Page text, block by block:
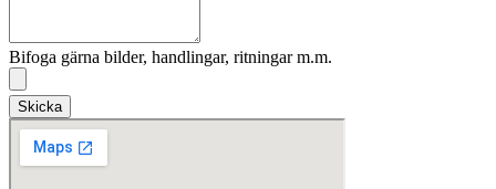
Bifoga gärna bilder, handlingar, ritningar m.m.
Skicka